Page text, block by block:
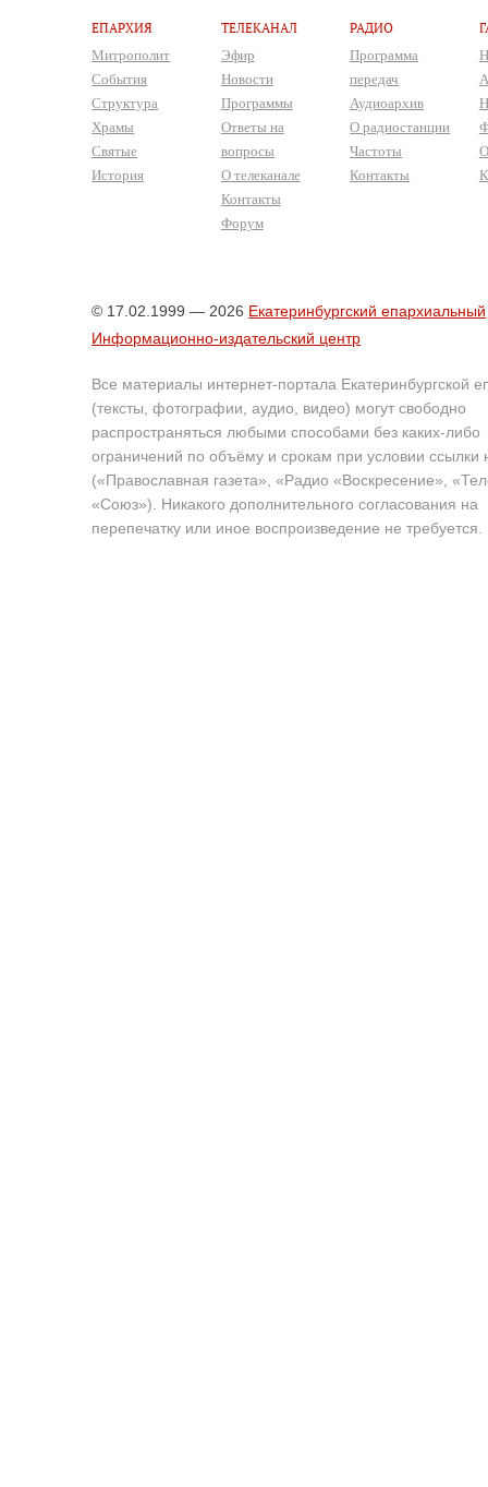
ЕПАРХИЯ
Митрополит
События
Структура
Храмы
Святые
История
ТЕЛЕКАНАЛ
Эфир
Новости
Программы
Ответы на
вопросы
О телеканале
Контакты
Форум
РАДИО
Программа
передач
Аудиоархив
О радиостанции
Частоты
Контакты
© 17.02.1999 — 2026 Екатеринбургский епархиальный
Информационно-издательский центр
Все материалы интернет-портала Екатеринбургской
(тексты, фотографии, аудио, видео) могут свободно
распространяться любыми способами без каких-либо
ограничений по объёму и срокам при условии ссылки
(«Православная газета», «Радио «Воскресение»,
«Союз»). Никакого дополнительного согласования на
перепечатку или иное воспроизведение не требуется.